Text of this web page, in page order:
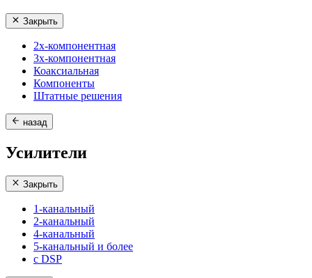
Закрыть
2х-компонентная
3х-компонентная
Коаксиальная
Компоненты
Штатные решения
назад
Усилители
Закрыть
1-канальный
2-канальный
4-канальный
5-канальный и более
с DSP